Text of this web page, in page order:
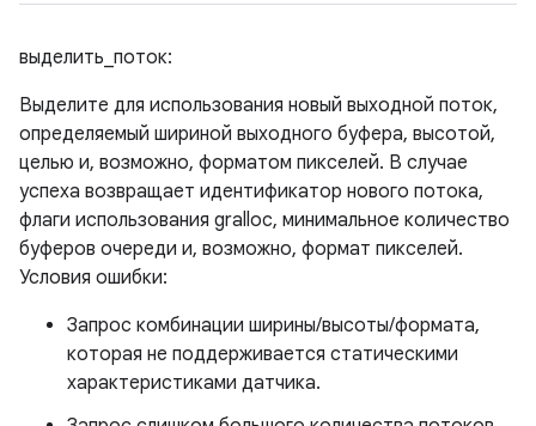
выделить_поток:
Выделите для использования новый выходной поток,
определяемый шириной выходного буфера, высотой,
целью и, возможно, форматом пикселей. В случае
успеха возвращает идентификатор нового потока,
флаги использования gralloc, минимальное количество
буферов очереди и, возможно, формат пикселей.
Условия ошибки:
Запрос комбинации ширины/высоты/формата,
которая не поддерживается статическими
характеристиками датчика.